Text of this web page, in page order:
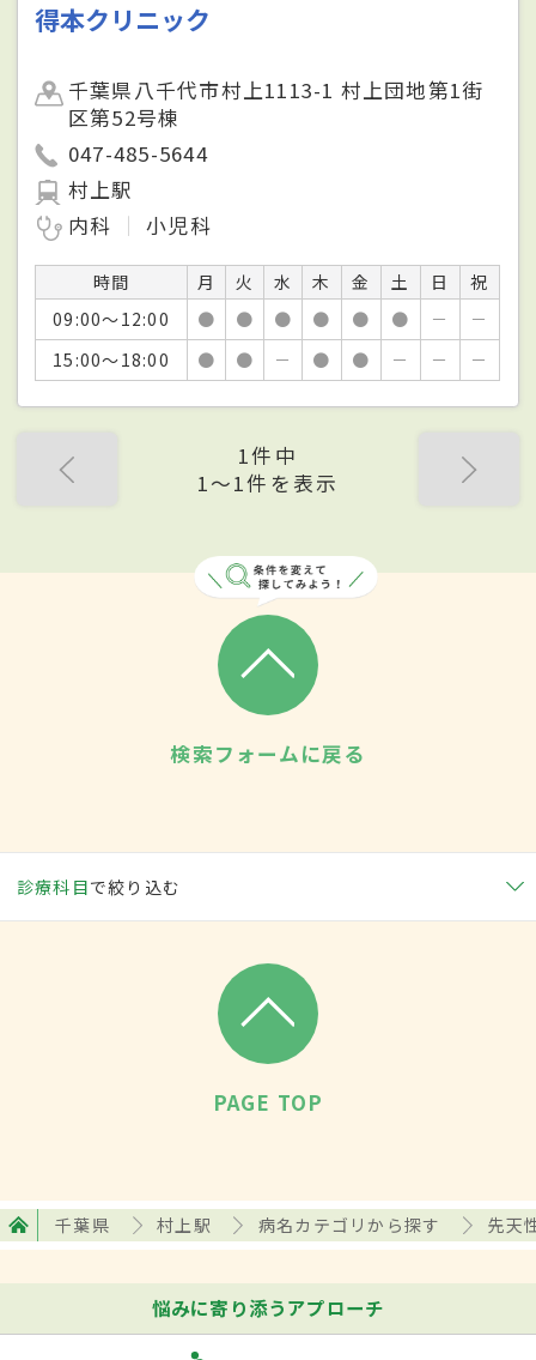
得本クリニック
千葉県八千代市村上1113-1 村上団地第1街
区第52号棟
047-485-5644
村上駅
内科
小児科
時間 月 火 水 木 金 土 日
祝
09:00～12:00
● ● ● ● ● ● －
－
15:00～18:00
● ● － ● ● － － －
1件中
1〜1件を表示
検索フォームに戻る
診療科目で絞り込む
PAGE TOP
千葉県 村上駅 病名カテゴリから探す 先天
悩みに寄り添うアプローチ